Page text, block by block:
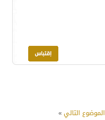
الموضوع التالي»